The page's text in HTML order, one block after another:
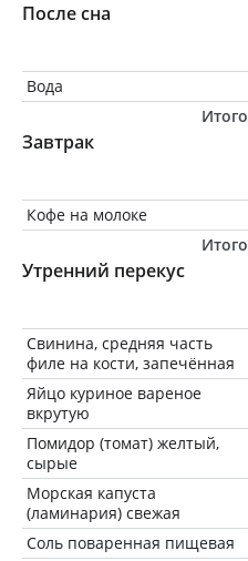
После сна
Вода
Итого
Завтрак
Кофе на молоке
Итого
Утренний перекус
Свинина, средняя часть
филе на кости, запечённая
Яйцо куриное вареное
вкрутую
Помидор (томат) желтый,
сырые
Морская капуста
(ламинария) свежая
Соль поваренная пищевая